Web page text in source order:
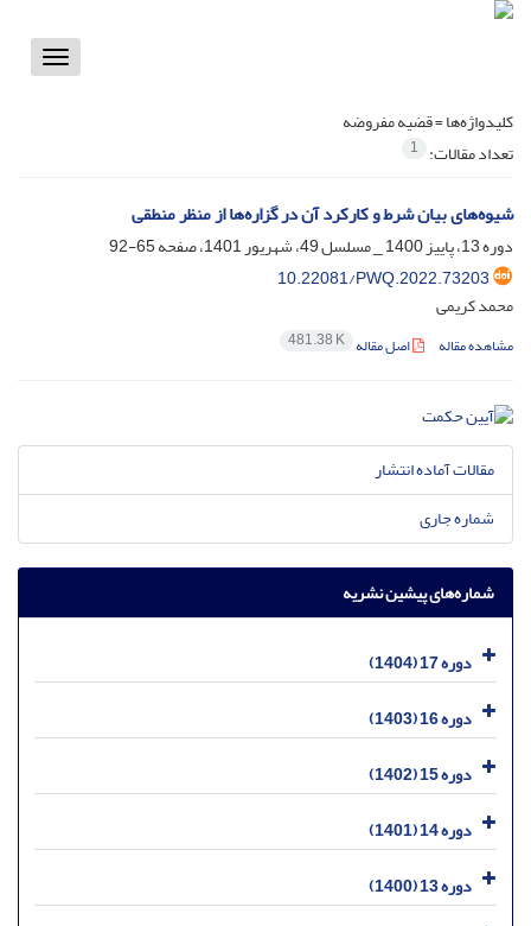
Toggle
کلیدواژه‌ها =قضیه مفروضه
تعداد مقالات: 1
شیوه‌های بیان شرط و کارکرد آن در گزاره‌ها از منظر منطقی
دوره 13، پاییز 1400 _ مسلسل 49، شهریور 1401، صفحه
65-92
10.22081/PWQ.2022.73203
محمد کریمی
مشاهده مقاله اصل مقاله 481.38 K
مقالات آماده انتشار
شماره جاری
شماره‌های پیشین نشریه
دوره 17 (1404)
دوره 16 (1403)
دوره 15 (1402)
دوره 14 (1401)
دوره 13 (1400)